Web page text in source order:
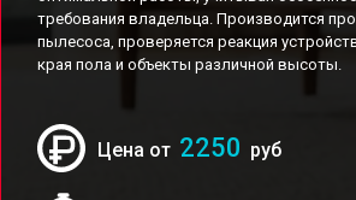
требования владельца. Производится
пылесоса, проверяется реакция
края пола и объекты различной высоты.
Цена от 2250 руб